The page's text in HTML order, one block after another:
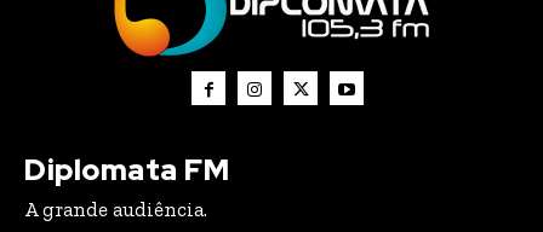
Diplomata FM
A grande audiência.